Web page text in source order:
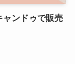
ャンドゥで販売